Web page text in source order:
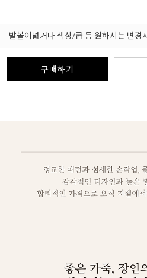
발볼이넓거나 색상/굽 등 원하시는 변경
구매하기